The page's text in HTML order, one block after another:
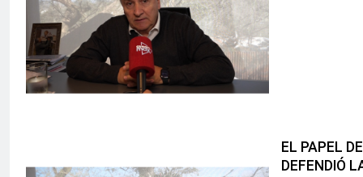
EL PAPEL
DEFENDIÓ